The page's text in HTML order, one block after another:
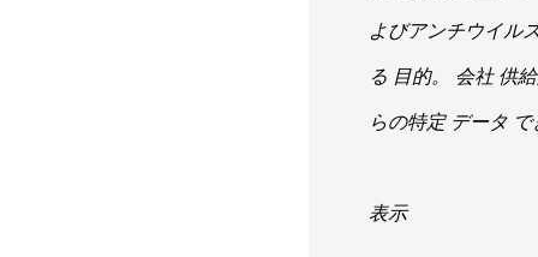
よびアンチウイル
る 目的。 会社 供
らの特定 データ
表示